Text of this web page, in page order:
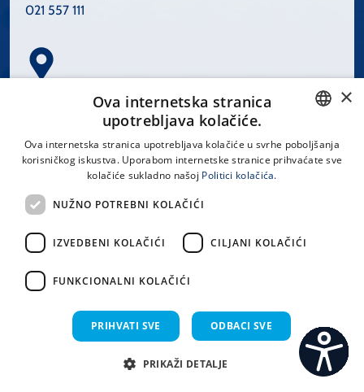
021 557 111
Spinčićeva 1, 21000 Split
LINKOVI
Uvjeti korištenja
CROATIAN
×
Ova internetska stranica
upotrebljava kolačiće.
Ova internetska stranica upotrebljava kolačiće u svrhe poboljšanja
korisničkog iskustva. Uporabom internetske stranice prihvaćate sve
kolačiće sukladno našoj Politici kolačića.
NUŽNO POTREBNI KOLAČIĆI
IZVEDBENI KOLAČIĆI CILJANI KOLAČIĆI
FUNKCIONALNI KOLAČIĆI
PRIHVATI SVE ODBACI SVE
PRIKAŽI DETALJE